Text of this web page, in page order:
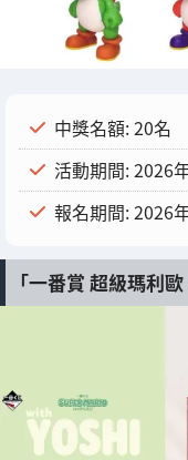
中獎名額: 20名
活動期間: 2026
報名期間: 2026
「一番賞 超級瑪利